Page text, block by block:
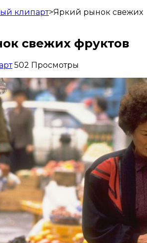
клипарт>Яркий рынок свежих
свежих фруктов
502 Просмотры